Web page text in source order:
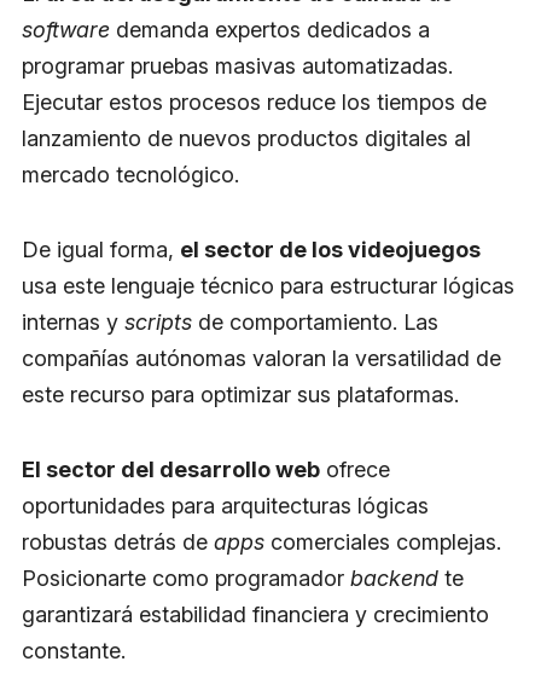
software demanda expertos dedicados a
programar pruebas masivas automatizadas.
Ejecutar estos procesos reduce los tiempos de
lanzamiento de nuevos productos digitales al
mercado tecnológico.
De igual forma, el sector de los videojuegos
usa este lenguaje técnico para estructurar lógicas
internas y scripts de comportamiento. Las
compañías autónomas valoran la versatilidad de
este recurso para optimizar sus plataformas.
El sector del desarrollo web ofrece
oportunidades para arquitecturas lógicas
robustas detrás de apps comerciales complejas.
Posicionarte como programador backend te
garantizará estabilidad financiera y crecimiento
constante.